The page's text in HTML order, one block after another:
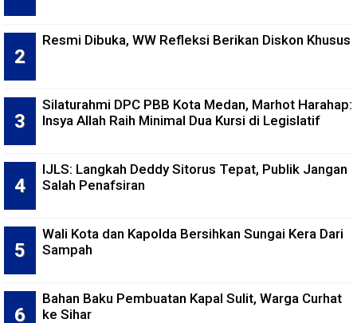
Resmi Dibuka, WW Refleksi Berikan Diskon Khusus
Silaturahmi DPC PBB Kota Medan, Marhot Harahap:
Insya Allah Raih Minimal Dua Kursi di Legislatif
IJLS: Langkah Deddy Sitorus Tepat, Publik Jangan
Salah Penafsiran
Wali Kota dan Kapolda Bersihkan Sungai Kera Dari
Sampah
Bahan Baku Pembuatan Kapal Sulit, Warga Curhat
ke Sihar